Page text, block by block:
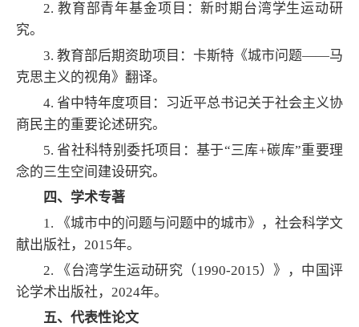
2. 教育部青年基金项目：新时期台湾学生运动研
究。
3. 教育部后期资助项目：卡斯特《城市问题——马
克思主义的视角》翻译。
4. 省中特年度项目：习近平总书记关于社会主义协
商民主的重要论述研究。
5. 省社科特别委托项目：基于“三库+碳库”重要理
念的三生空间建设研究。
四、学术专著
1. 《城市中的问题与问题中的城市》，社会科学文
献出版社，2015年。
2. 《台湾学生运动研究（1990-2015）》，中国评
论学术出版社，2024年。
五、代表性论文